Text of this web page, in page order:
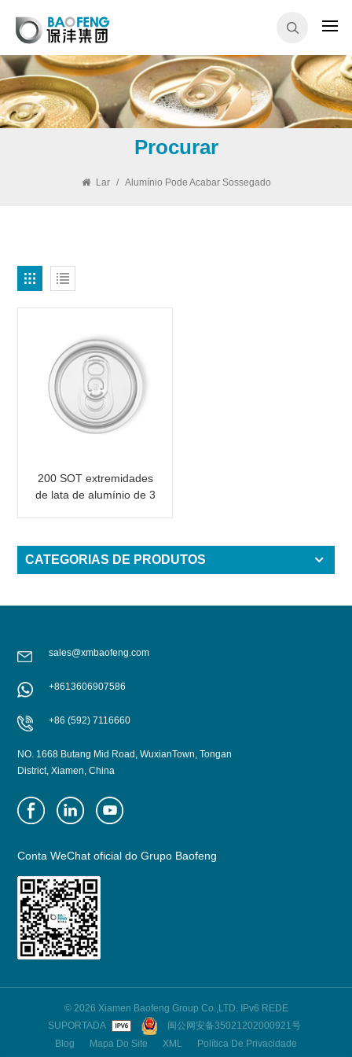
Procurar
Lar / Alumínio Pode Acabar Sossegado
200 SOT extremidades
de lata de alumínio de 3
CATEGORIAS DE PRODUTOS
sales@xmbaofeng.com
+8613606907586
+86 (592) 7116660
NO. 1668 Butang Mid Road, WuxianTown, Tongan
District, Xiamen, China
Conta WeChat oficial do Grupo Baofeng
© 2026 Xiamen Baofeng Group Co.,LTD. IPv6 REDE
SUPORTADA
闽公网安备35021202000921号
Blog
Mapa Do Site XML Política De Privacidade